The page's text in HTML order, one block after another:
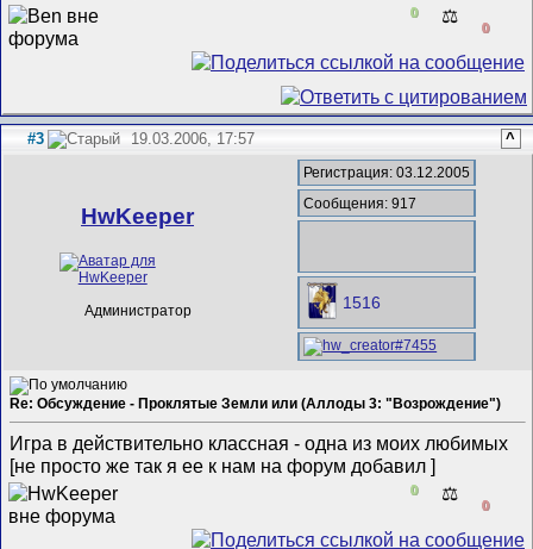
0 ⚖️
0
#3 19.03.2006, 17:57 ^
HwKeeper
Администратор
Регистрация: 03.12.2005
Сообщения: 917
1516
Re: Обсуждение - Проклятые Земли или (Аллоды 3: "Возрождение")
Игра в действительно классная - одна из моих любимыx
[не просто же так я ее к нам на форум добавил]
0 ⚖️
0